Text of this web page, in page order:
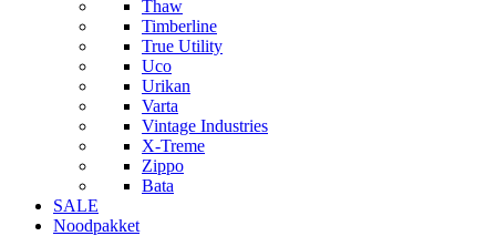
Thaw
Timberline
True Utility
Uco
Urikan
Varta
Vintage Industries
X-Treme
Zippo
Bata
SALE
Noodpakket